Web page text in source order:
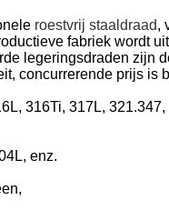
roestvrij staaldraad,
fabriek wordt
legeringsdraden zijn
concurrerende prijs is
316Ti, 317L, 321.347,
enz.